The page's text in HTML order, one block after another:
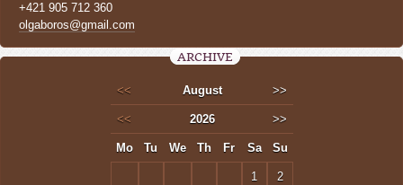
+421 905 712 360
olgaboros@gmail.com
ARCHIVE
<< August >>
<< 2026 >>
Mo Tu We Th Fr Sa Su
1 2